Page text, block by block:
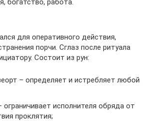
для оперативного действия,
порчи. Сглаз после ритуала
Состоит из рун:
– определяет и истребляет любой
ограничивает исполнителя обряда от
проклятия;